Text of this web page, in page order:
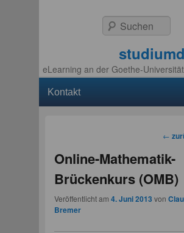
eLearning an der Goethe-
Suchen
←
Online-Mathematik-
Brückenkurs (OMB)
Veröffentlicht am 4. Juni 2013 von
Bremer